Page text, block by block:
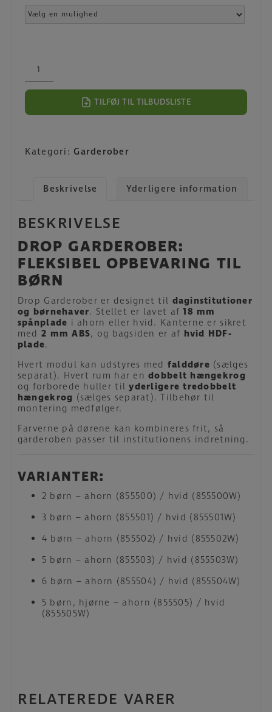
antal
TILFØJ TIL TILBUDSLISTE
Kategori: Garderober
Beskrivelse Yderligere information
BESKRIVELSE
DROP GARDEROBER:
FLEKSIBEL OPBEVARING TIL
BØRN
Drop Garderober er designet til daginstitutioner
og børnehaver. Stellet er lavet af18 mm
spånplade i ahorn eller hvid. Kanterne er sikret
med 2 mm ABS, og bagsiden er af hvid HDF-
plade.
Hvert modul kan udstyres med falddøre (sælges
separat). Hvert rum har endobbelt hængekrog
og forborede huller tilyderligere tredobbelt
hængekrog (sælges separat). Tilbehør til
montering medfølger.
Farverne på dørene kan kombineres frit, så
garderoben passer til institutionens indretning.
VARIANTER:
2 børn – ahorn (855500) / hvid (855500W)
3 børn – ahorn (855501) / hvid (855501W)
4 børn – ahorn (855502) / hvid (855502W)
5 børn – ahorn (855503) / hvid (855503W)
6 børn – ahorn (855504) / hvid (855504W)
5 børn, hjørne – ahorn (855505) / hvid
(855505W)
RELATEREDE VARER